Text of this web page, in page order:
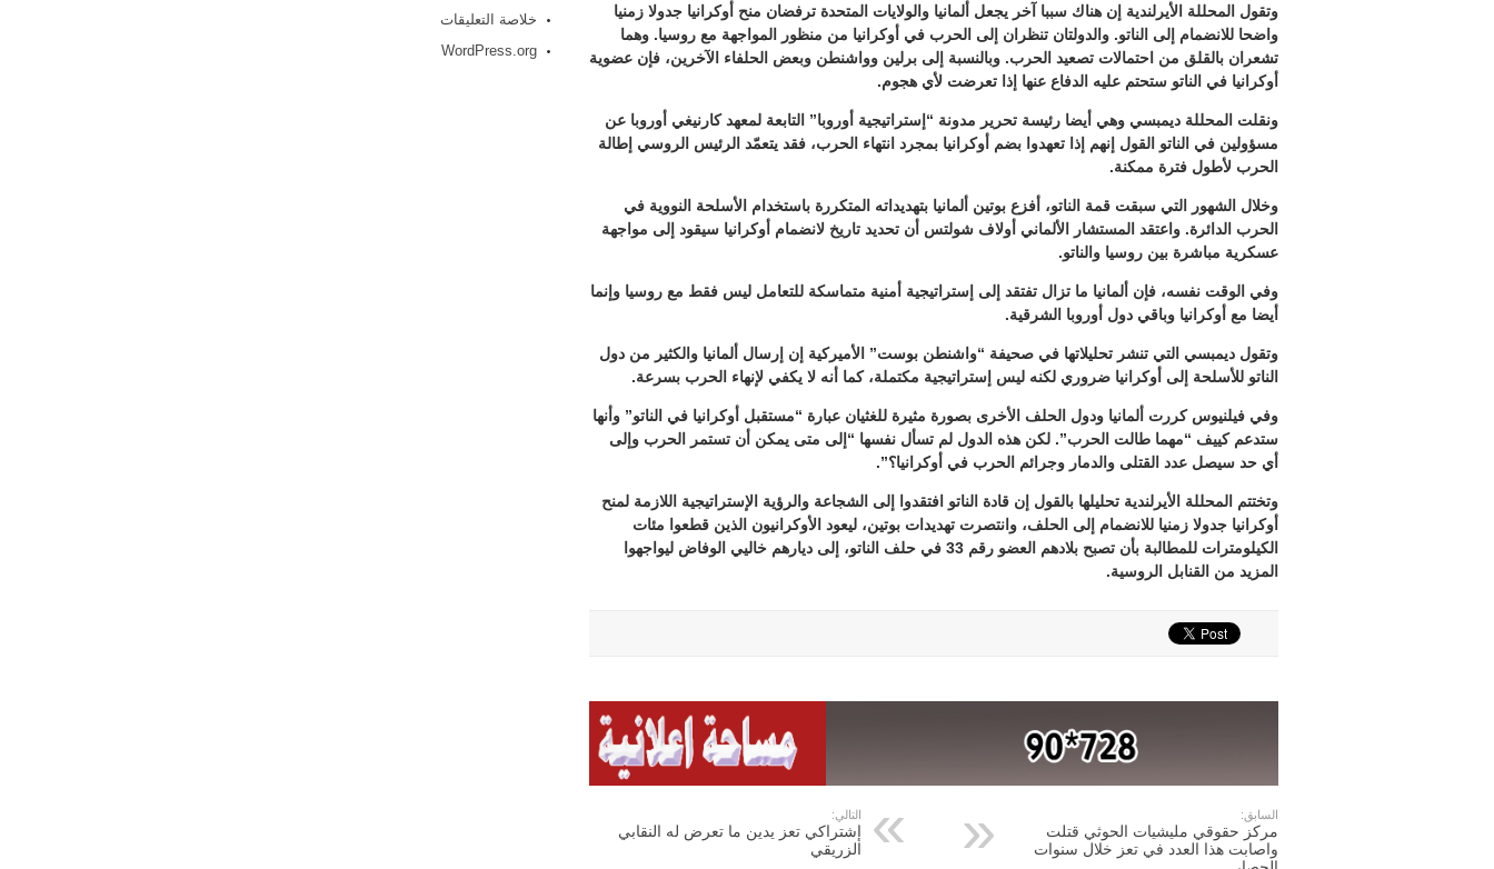
وتقول المحللة الأيرلندية إن هناك سببا آخر يجعل ألمانيا والولايات المتحدة ترفضان منح أوكرانيا جدولا زمنيا
واضحا للانضمام إلى الناتو. والدولتان تنظران إلى الحرب في أوكرانيا من منظور المواجهة مع روسيا. وهما
تشعران بالقلق من احتمالات تصعيد الحرب. وبالنسبة إلى برلين وواشنطن وبعض الحلفاء الآخرين، فإن عضوية
أوكرانيا في الناتو ستحتم عليه الدفاع عنها إذا تعرضت لأي هجوم.
ونقلت المحللة ديمبسي وهي أيضا رئيسة تحرير مدونة “إستراتيجية أوروبا” التابعة لمعهد كارنيغي أوروبا عن
مسؤولين في الناتو القول إنهم إذا تعهدوا بضم أوكرانيا بمجرد انتهاء الحرب، فقد يتعمّد الرئيس الروسي إطالة
الحرب لأطول فترة ممكنة.
وخلال الشهور التي سبقت قمة الناتو، أفزع بوتين ألمانيا بتهديداته المتكررة باستخدام الأسلحة النووية في
الحرب الدائرة. واعتقد المستشار الألماني أولاف شولتس أن تحديد تاريخ لانضمام أوكرانيا سيقود إلى مواجهة
عسكرية مباشرة بين روسيا والناتو.
وفي الوقت نفسه، فإن ألمانيا ما تزال تفتقد إلى إستراتيجية أمنية متماسكة للتعامل ليس فقط مع روسيا وإنما
أيضا مع أوكرانيا وباقي دول أوروبا الشرقية.
وتقول ديمبسي التي تنشر تحليلاتها في صحيفة “واشنطن بوست” الأميركية إن إرسال ألمانيا والكثير من دول
الناتو للأسلحة إلى أوكرانيا ضروري لكنه ليس إستراتيجية مكتملة، كما أنه لا يكفي لإنهاء الحرب بسرعة.
وفي فيلنيوس كررت ألمانيا ودول الحلف الأخرى بصورة مثيرة للغثيان عبارة “مستقبل أوكرانيا في الناتو” وأنها
ستدعم كييف “مهما طالت الحرب”. لكن هذه الدول لم تسأل نفسها “إلى متى يمكن أن تستمر الحرب وإلى
أي حد سيصل عدد القتلى والدمار وجرائم الحرب في أوكرانيا؟”.
وتختتم المحللة الأيرلندية تحليلها بالقول إن قادة الناتو افتقدوا إلى الشجاعة والرؤية الإستراتيجية اللازمة لمنح
أوكرانيا جدولا زمنيا للانضمام إلى الحلف، وانتصرت تهديدات بوتين، ليعود الأوكرانيون الذين قطعوا مئات
الكيلومترات للمطالبة بأن تصبح بلادهم العضو رقم 33 في حلف الناتو، إلى ديارهم خاليي الوفاض ليواجهوا
المزيد من القنابل الروسية.
السابق:
مركز حقوقي مليشيات الحوثي قتلت
واصابت هذا العدد في تعز خلال سنوات
التالي:
إشتراكي تعز يدين ما تعرض له النقابي
الزريقي
خلاصة التعليقات
WordPress.org